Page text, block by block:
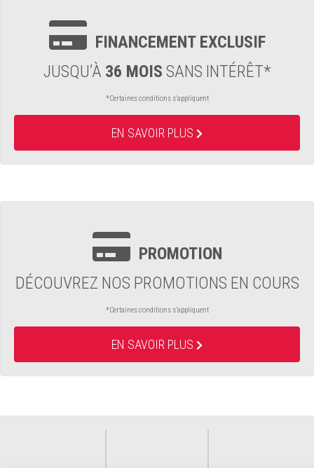
FINANCEMENT EXCLUSIF
JUSQU’À 36 MOIS SANS INTÉRÊT*
*Certaines conditions s’appliquent
EN SAVOIR PLUS
PROMOTION
DÉCOUVREZ NOS PROMOTIONS EN COURS
*Certaines conditions s’appliquent
EN SAVOIR PLUS